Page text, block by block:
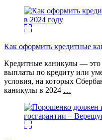
Как оформить кредитные
Кредитные каникулы — это
выплаты по кредиту или
условия, на которых
каникулы в 2024 …